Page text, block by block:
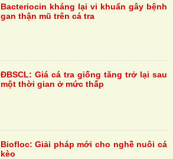
Bacteriocin kháng lại vi khuẩn gây bệnh
gan thận mũ trên cá tra
ĐBSCL: Giá cá tra giống tăng trở lại sau
một thời gian ở mức thấp
Biofloc: Giải pháp mới cho nghề nuôi cá
kèo